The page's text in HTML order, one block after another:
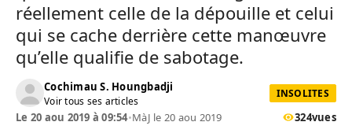
réellement celle de la dépouille et celui
qui se cache derrière cette manœuvre
qu’elle qualifie de sabotage.
Cochimau S. Houngbadji
Voir tous ses articles
INSOLITES
Le 20 aou 2019 à 09:54•MàJ le 20 aou 2019 324vues